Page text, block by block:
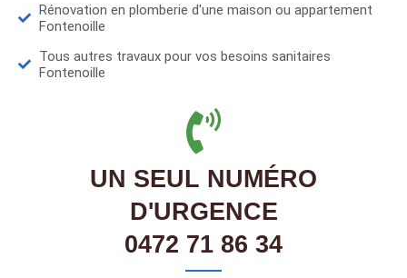
Rénovation en plomberie d'une maison ou appartement
Fontenoille
Tous autres travaux pour vos besoins sanitaires
Fontenoille
UN SEUL NUMÉRO
D'URGENCE
0472 71 86 34